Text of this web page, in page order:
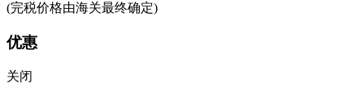
(完税价格由海关最终确定)
优惠
关闭